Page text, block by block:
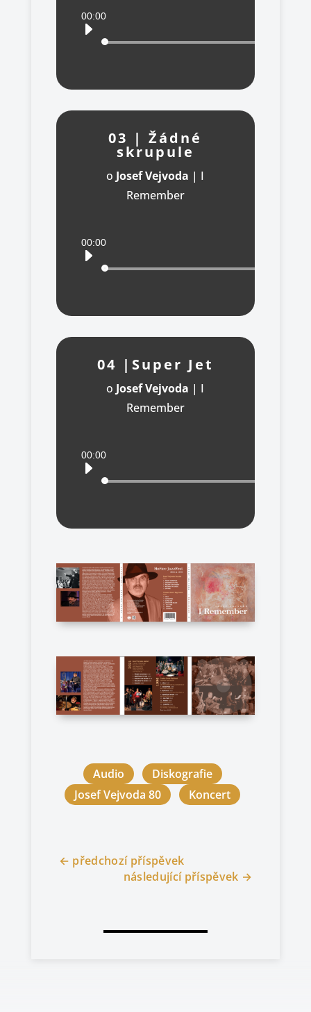
00:00
03 | Žádné
skrupule
o Josef Vejvoda | I
Remember
00:00
04 |Super Jet
o Josef Vejvoda | I
Remember
00:00
Audio
Diskografie
Josef Vejvoda 80
Koncert
← předchozí příspěvek
následující příspěvek →